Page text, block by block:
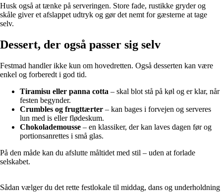
Husk også at tænke på serveringen. Store fade, rustikke gryder og
skåle giver et afslappet udtryk og gør det nemt for gæsterne at tage
selv.
Dessert, der også passer sig selv
Festmad handler ikke kun om hovedretten. Også desserten kan være
enkel og forberedt i god tid.
Tiramisu eller panna cotta – skal blot stå på køl og er klar, når
festen begynder.
Crumbles og frugttærter – kan bages i forvejen og serveres
lun med is eller flødeskum.
Chokolademousse – en klassiker, der kan laves dagen før og
portionsanrettes i små glas.
På den måde kan du afslutte måltidet med stil – uden at forlade
selskabet.
Sådan vælger du det rette festlokale til middag, dans og underholdning